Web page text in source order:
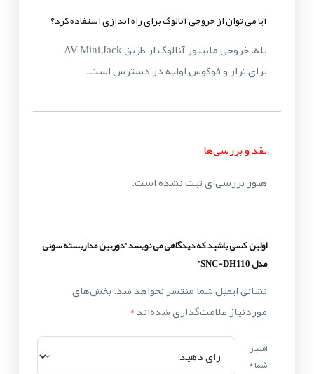
آیا می توان از خروجی آنالوگ برای راه اندازی استفاده کرد؟
بله. خروجی مانیتور آنالوگ از طریق AV Mini Jack
برای تراز و فوکوس اولیه در دسترس است.
نقد و بررسی‌ها
هنوز بررسی‌ای ثبت نشده است.
اولین کسی باشید که دیدگاهی می نویسد “دوربین مداربسته سونی
مدل SNC-DH110”
نشانی ایمیل شما منتشر نخواهد شد.بخش‌های
موردنیاز علامت‌گذاری شده‌اند*
امتیاز
شما*